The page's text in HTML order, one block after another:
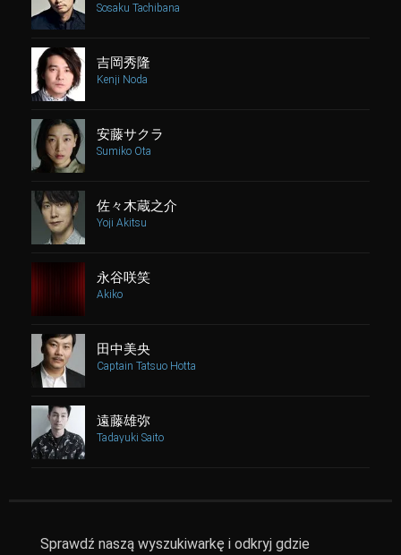
Sosaku Tachibana
吉岡秀隆
Kenji Noda
安藤サクラ
Sumiko Ota
佐々木蔵之介
Yoji Akitsu
永谷咲笑
Akiko
田中美央
Captain Tatsuo Hotta
遠藤雄弥
Tadayuki Saito
Sprawdź naszą wyszukiwarkę i odkryj gdzie